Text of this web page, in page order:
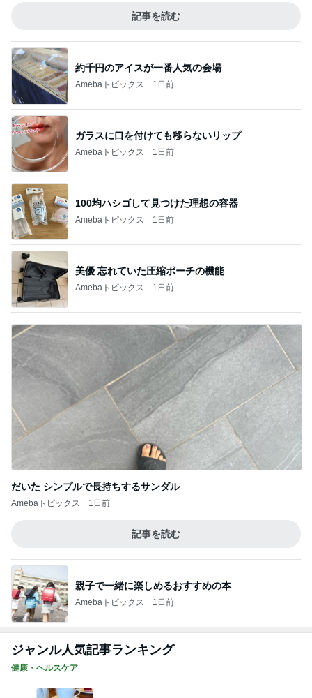
記事を読む
約千円のアイスが一番人気の会場
Amebaトピックス 1日前
ガラスに口を付けても移らないリップ
Amebaトピックス 1日前
100均ハシゴして見つけた理想の容器
Amebaトピックス 1日前
美優 忘れていた圧縮ポーチの機能
Amebaトピックス 1日前
だいた シンプルで長持ちするサンダル
Amebaトピックス 1日前
記事を読む
親子で一緒に楽しめるおすすめの本
Amebaトピックス 1日前
ジャンル人気記事ランキング
健康・ヘルスケア